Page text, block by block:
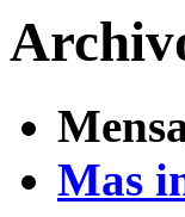
Mas